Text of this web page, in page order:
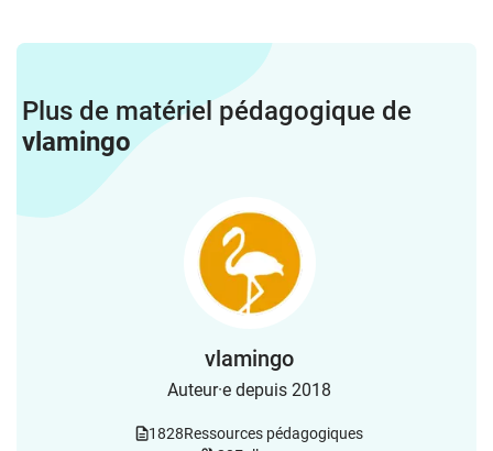
Plus de matériel pédagogique de
vlamingo
vlamingo
Auteur·e depuis 2018
1828Ressources pédagogiques